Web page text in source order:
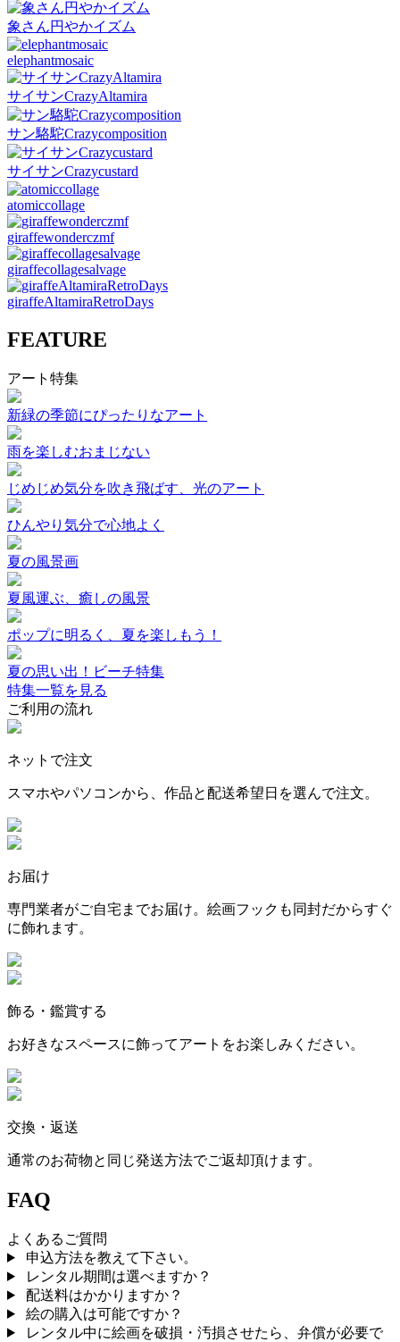
象さん円やかイズム
elephantmosaic
サイサンCrazyAltamira
サン駱駝Crazycomposition
サイサンCrazycustard
atomiccollage
giraffewonderczmf
giraffecollagesalvage
giraffeAltamiraRetroDays
FEATURE
アート特集
新緑の季節にぴったりなアート
雨を楽しむおまじない
じめじめ気分を吹き飛ばす、光のアート
ひんやり気分で心地よく
夏の風景画
夏風運ぶ、癒しの風景
ポップに明るく、夏を楽しもう！
夏の思い出！ビーチ特集
特集一覧を見る
ご利用の流れ
ネットで注文
スマホやパソコンから、作品と配送希望日を選んで注文。
お届け
専門業者がご自宅までお届け。絵画フックも同封だからすぐ
に飾れます。
飾る・鑑賞する
お好きなスペースに飾ってアートをお楽しみください。
交換・返送
通常のお荷物と同じ発送方法でご返却頂けます。
FAQ
よくあるご質問
申込方法を教えて下さい。
レンタル期間は選べますか？
配送料はかかりますか？
絵の購入は可能ですか？
レンタル中に絵画を破損・汚損させたら、弁償が必要で